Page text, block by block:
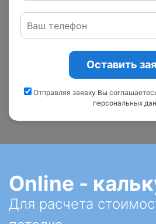
Оставить
Отправляя заявку Вы
персональных
Online -
Для расчета